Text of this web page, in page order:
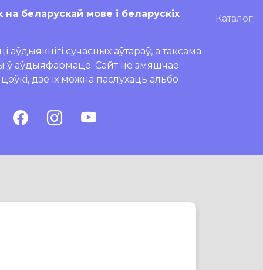
на беларускай мове і беларускіх
аўдыякнігі сучасных аўтараў, а таксама
ў аўдыяфармаце. Сайт не змяшчае
дзе іх можна паслухаць альбо
Каталог